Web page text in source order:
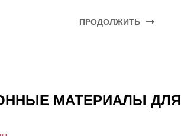
ПРОДОЛЖИТЬ
МАТЕРИАЛЫ ДЛЯ